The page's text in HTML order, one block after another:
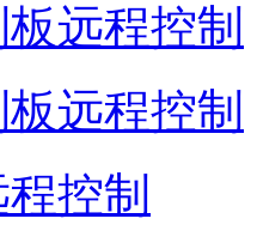
远程控制
远程控制
控制